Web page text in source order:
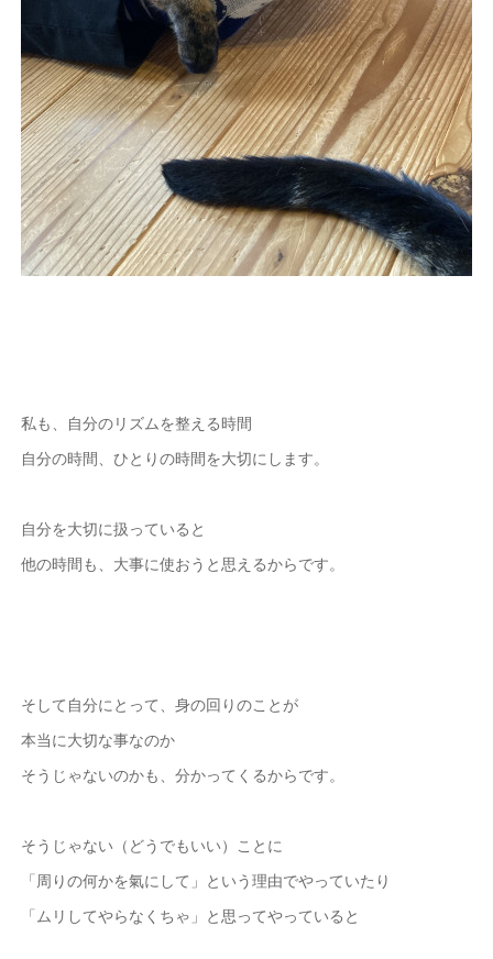
私も、自分のリズムを整える時間
自分の時間、ひとりの時間を大切にします。
自分を大切に扱っていると
他の時間も、大事に使おうと思えるからです。
そして自分にとって、身の回りのことが
本当に大切な事なのか
そうじゃないのかも、分かってくるからです。
そうじゃない（どうでもいい）ことに
「周りの何かを氣にして」という理由でやっていたり
「ムリしてやらなくちゃ」と思ってやっていると